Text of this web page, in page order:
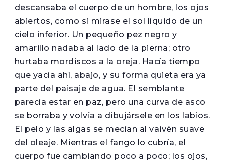
descansaba el cuerpo de un hombre, los ojos
abiertos, como si mirase el sol líquido de un
cielo inferior. Un pequeño pez negro y
amarillo nadaba al lado de la pierna; otro
hurtaba mordiscos a la oreja. Hacía tiempo
que yacía ahí, abajo, y su forma quieta era ya
parte del paisaje de agua. El semblante
parecía estar en paz, pero una curva de asco
se borraba y volvía a dibujársele en los labios.
El pelo y las algas se mecían al vaivén suave
del oleaje. Mientras el fango lo cubría, el
cuerpo fue cambiando poco a poco; los ojos,